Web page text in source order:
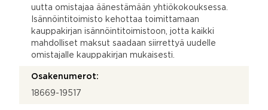
uutta omistajaa äänestämään yhtiökokouksessa.
Isännöintitoimisto kehottaa toimittamaan
kauppakirjan isännöintitoimistoon, jotta kaikki
mahdolliset maksut saadaan siirrettyä uudelle
omistajalle kauppakirjan mukaisesti.
Osakenumerot:
18669-19517